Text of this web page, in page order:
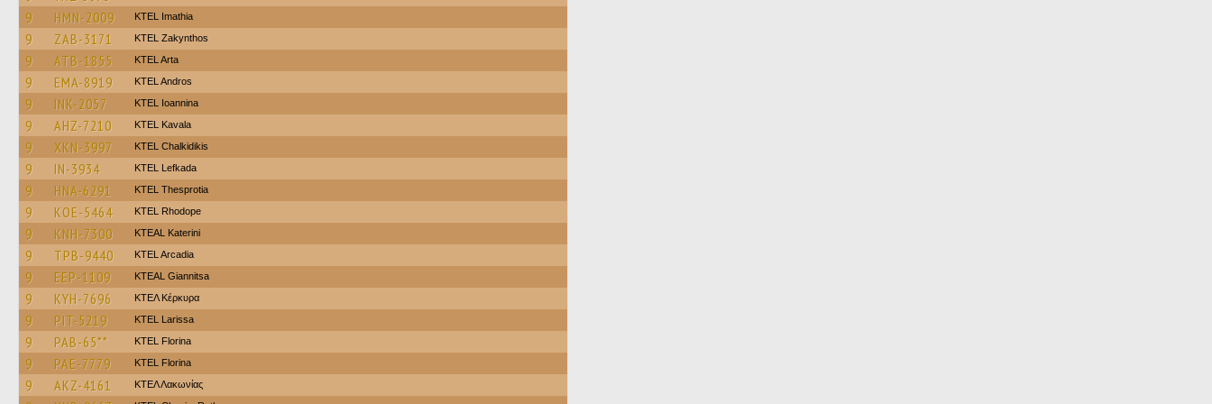
9
HMN-2009 KTEL Imathia
9 ZAB-3171 KTEL Zakynthos
9 ATB-1855 KTEL Arta
9 EMA-8919 KTEL Andros
9 INK-2057 KTEL Ioannina
9 AHZ-7210 KTEL Kavala
9 XKN-3997 ΚΤΕL Chalkidikis
9 IN-3934 KTEL Lefkada
9 HNA-6291 KTEL Thesprotia
9 KOE-5464 KTEL Rhodope
9 KNH-7300 KTEAL Katerini
9 TPB-9440 KTEL Arcadia
9 EEP-1109 KTEAL Giannitsa
9 KYH-7696 ΚΤΕΛ Κέρκυρα
9 PIT-5219 KTEL Larissa
9 PAB-65** KTEL Florina
9 PAE-7779 KTEL Florina
9 AKZ-4161 ΚΤΕΛ Λακωνίας